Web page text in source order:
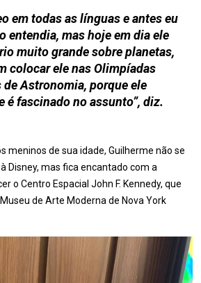
em todas as línguas e antes eu
entendia, mas hoje em dia ele
muito grande sobre planetas,
colocar ele nas Olimpíadas
de Astronomia, porque ele
é fascinado no assunto”, diz.
meninos de sua idade, Guilherme não se
Disney, mas fica encantado com a
o Centro Espacial John F. Kennedy, que
de Arte Moderna de Nova York